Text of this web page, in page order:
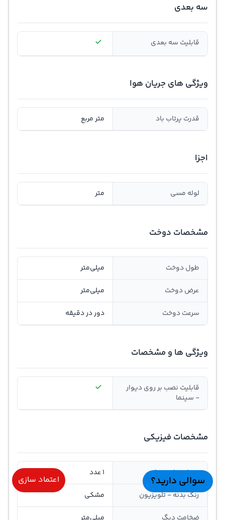
سه بعدی
قابلیت سه بعدی
ویژگی های جریان هوا
قدرت پرتاب باد متر مربع
اجزا
لوله مسی متر
مشخصات دوخت
طول دوخت میلی‌متر
عرض دوخت میلی‌متر
سرعت دوخت دور در دقیقه
ویژگی ها و مشخصات
قابلیت نصب بر روی دیوار
- سینما
مشخصات فیزیکی
تعداد ساب ووفر 1 عدد
رنگ بدنه - تلویزیون مشکی
سوالی دارید؟ اعتماد سازی